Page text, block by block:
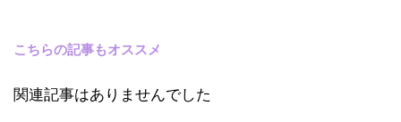
こちらの記事もオススメ
関連記事はありませんでした